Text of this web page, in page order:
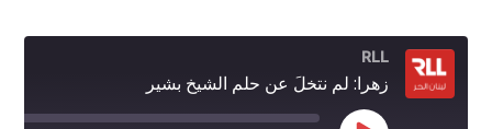
RLL
زهرا: لم نتخلَ عن حلم الشيخ بشير